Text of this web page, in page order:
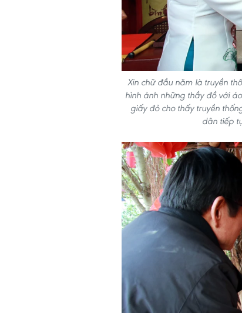
Xin chữ đầu năm là truyền
hình ảnh những thầy đồ với
giấy đỏ cho thấy truyền
dân tiếp